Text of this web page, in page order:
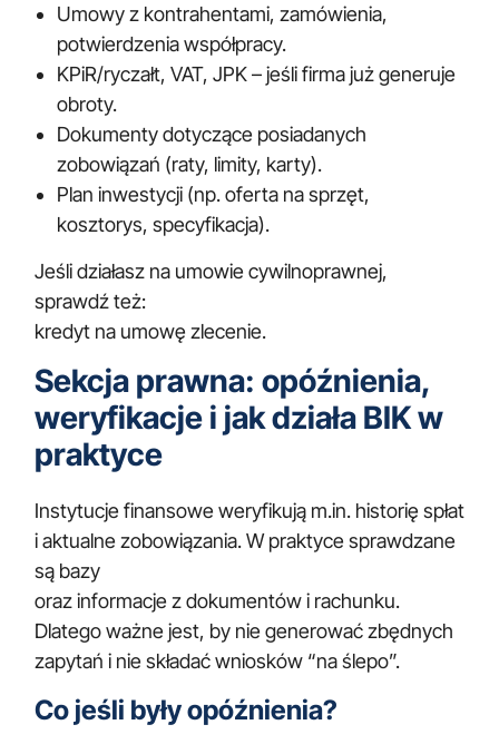
Umowy z kontrahentami, zamówienia,
potwierdzenia współpracy.
KPiR/ryczałt, VAT, JPK – jeśli firma już generuje
obroty.
Dokumenty dotyczące posiadanych
zobowiązań (raty, limity, karty).
Plan inwestycji (np. oferta na sprzęt,
kosztorys, specyfikacja).
Jeśli działasz na umowie cywilnoprawnej,
sprawdź też:
kredyt na umowę zlecenie.
Sekcja prawna: opóźnienia,
weryfikacje i jak działa BIK w
praktyce
Instytucje finansowe weryfikują m.in. historię spłat
i aktualne zobowiązania. W praktyce sprawdzane
są bazy
oraz informacje z dokumentów i rachunku.
Dlatego ważne jest, by nie generować zbędnych
zapytań i nie składać wniosków “na ślepo”.
Co jeśli były opóźnienia?